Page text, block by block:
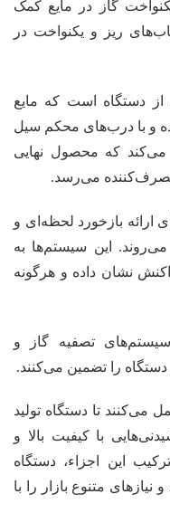
گاز در مایع کمک
ریز و یکنواخت در
از دستگاه است که مایع
و با درب‌های محکم سیل
که محصول نهایی
می‌رسد.
ارائه بازخورد لحظه‌ای و
این سیستم‌ها به
نشان داده و هرگونه
سیستم‌های تصفیه گاز و
را تضمین می‌کنند.
می‌کنند تا دستگاه تولید
با کیفیت بالا و
این اجزاء، دستگاه
نیازهای متنوع بازار را با